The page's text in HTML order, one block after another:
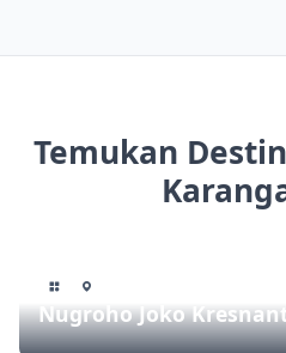
Temukan
Nugroho Joko